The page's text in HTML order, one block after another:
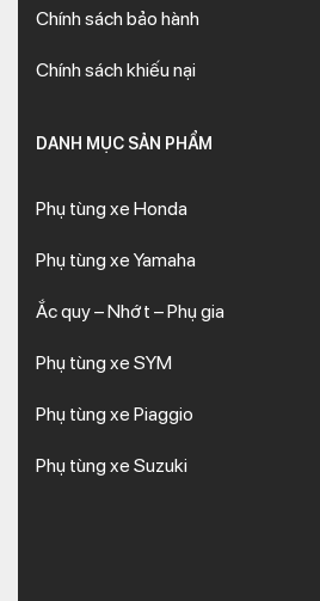
Chính sách bảo hành
Chính sách khiếu nại
DANH MỤC SẢN PHẨM
Phụ tùng xe Honda
Phụ tùng xe Yamaha
Ắc quy – Nhớt – Phụ gia
Phụ tùng xe SYM
Phụ tùng xe Piaggio
Phụ tùng xe Suzuki